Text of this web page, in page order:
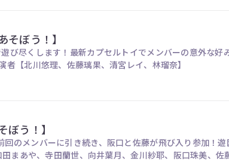
ぼう！】
び尽くします！最新カプセルトイでメンバーの意外な
グッズにも大ハシャギ！ 出演者【北川悠理、佐藤璃果、清宮レイ、林瑠奈】
う！】
回のメンバーに引き続き、阪口と佐藤が飛び入り参加！
る？！ 出演者【和田まあや、寺田蘭世、向井葉月、金川紗耶、阪口珠美、